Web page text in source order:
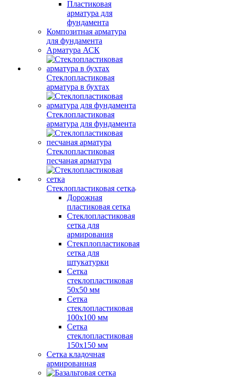
Пластиковая
арматура для
фундамента
Композитная арматура
для фундамента
Арматура АСК
Стеклопластиковая
арматура в бухтах
Стеклопластиковая
арматура для фундамента
Стеклопластиковая
песчаная арматура
Стеклопластиковая сетка
Дорожная
пластиковая сетка
Стеклопластиковая
сетка для
армирования
Стекплопластиковая
сетка для
штукатурки
Сетка
стеклопластиковая
50x50 мм
Сетка
стеклопластиковая
100x100 мм
Сетка
стеклопластиковая
150x150 мм
Сетка кладочная
армированная